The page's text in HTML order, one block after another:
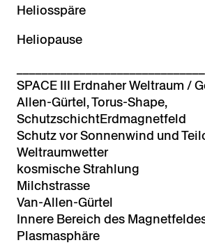
Heliosspäre
Heliopause
SPACE III Erdnaher Weltraum /
Allen-Gürtel, Torus-Shape,
SchutzschichtErdmagnetfeld
Schutz vor Sonnenwind und
Weltraumwetter
kosmische Strahlung
Milchstrasse
Van-Allen-Gürtel
Innere Bereich des
Plasmasphäre